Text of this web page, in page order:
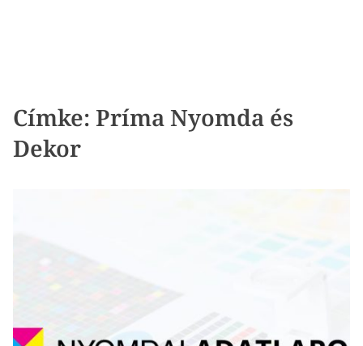
Címke: Príma Nyomda és
Dekor